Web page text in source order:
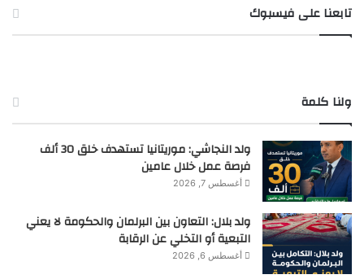
تابعنا على فيسبوك
ولنا كلمة
ولد النجاشي: موريتانيا تستهدف خلق 30 ألف
فرصة عمل خلال عامين
أغسطس 7, 2026
ولد بلال: التعاون بين البرلمان والحكومة لا يعني
التبعية أو التخلي عن الرقابة
أغسطس 6, 2026